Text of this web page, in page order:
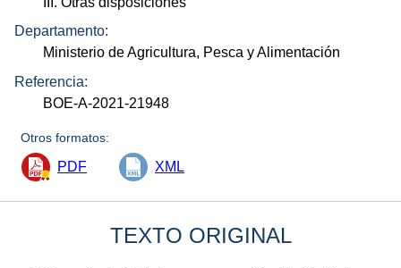
Departamento:
Ministerio de Agricultura, Pesca y Alimentación
Referencia:
BOE-A-2021-21948
Otros formatos:
PDF XML
TEXTO ORIGINAL